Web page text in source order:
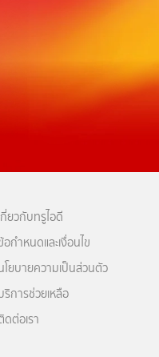
กี่ยวกับทรูไอดี
อกำหนดและเงื่อนไข
โยบายความเป็นส่วนตัว
ริการช่วยเหลือ
ดต่อเรา